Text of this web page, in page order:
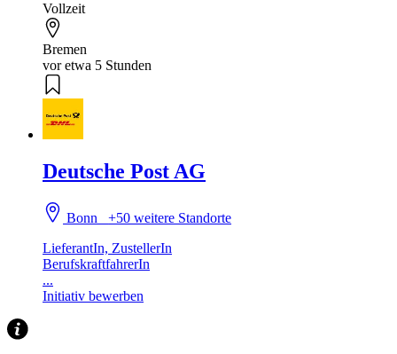
Vollzeit
Bremen
vor etwa 5 Stunden
Deutsche Post AG
Bonn+50 weitere Standorte
LieferantIn, ZustellerIn
BerufskraftfahrerIn
...
Initiativ bewerben